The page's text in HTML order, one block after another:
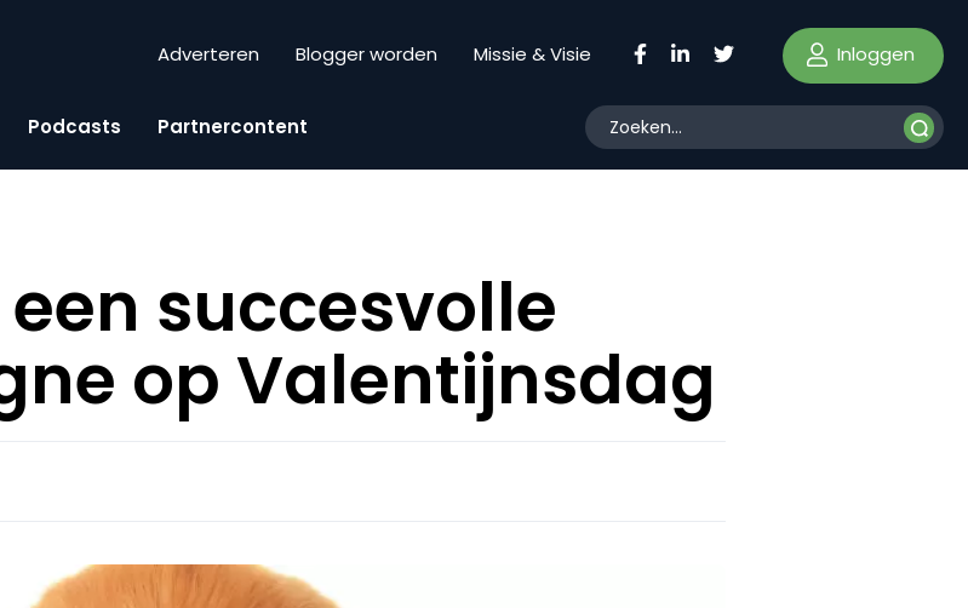
Adverteren Blogger worden Missie & Visie Inloggen
Podcasts Partnercontent
succesvolle
op Valentijnsdag